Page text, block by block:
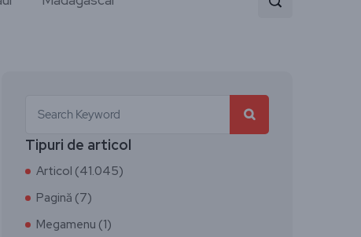
Tipuri de articol
Articol (41.045)
Pagină (7)
Megamenu (1)